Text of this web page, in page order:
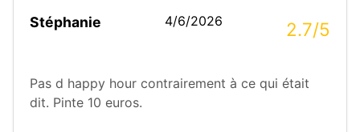
Stéphanie 4/6/2026 2.7/5
Pas d happy hour contrairement à ce qui était
dit. Pinte 10 euros.